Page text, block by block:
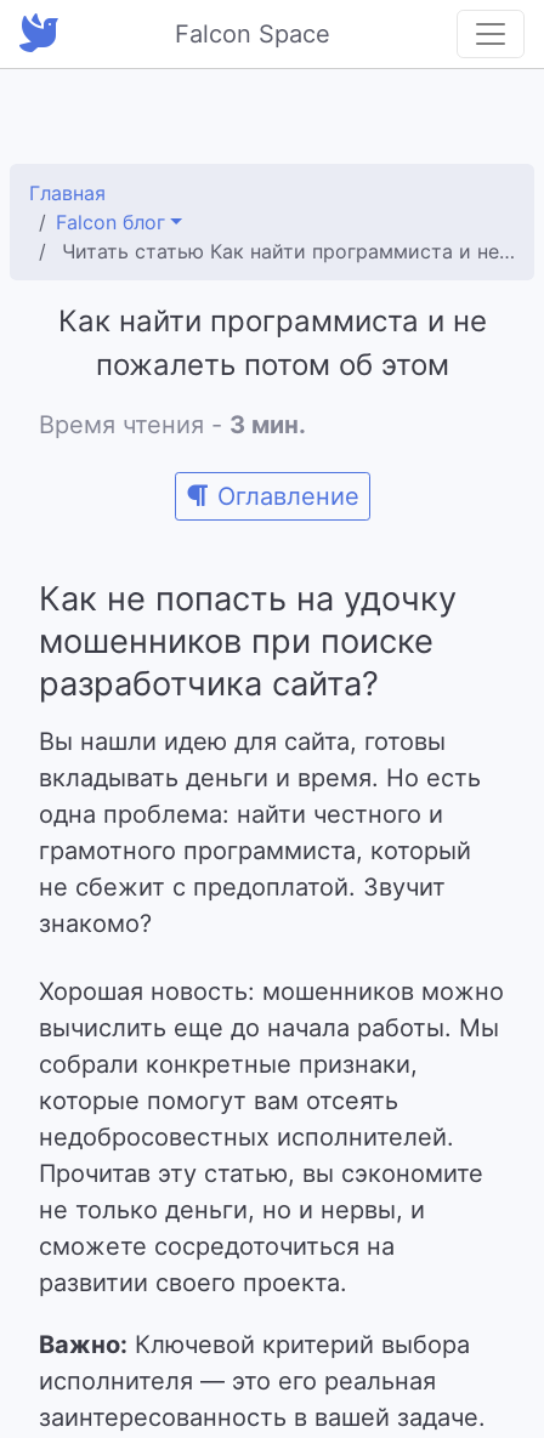
Falcon Space
Главная
Falcon блог
Читать статью Как найти программиста и не пожалеть потом об этом
Как найти программиста и не
пожалеть потом об этом
Время чтения - 3 мин.
Оглавление
Как не попасть на удочку
мошенников при поиске
разработчика сайта?
Вы нашли идею для сайта, готовы
вкладывать деньги и время. Но есть
одна проблема: найти честного и
грамотного программиста, который
не сбежит с предоплатой. Звучит
знакомо?
Хорошая новость: мошенников можно
вычислить еще до начала работы. Мы
собрали конкретные признаки,
которые помогут вам отсеять
недобросовестных исполнителей.
Прочитав эту статью, вы сэкономите
не только деньги, но и нервы, и
сможете сосредоточиться на
развитии своего проекта.
Важно: Ключевой критерий выбора
исполнителя — это его реальная
заинтересованность в вашей задаче.